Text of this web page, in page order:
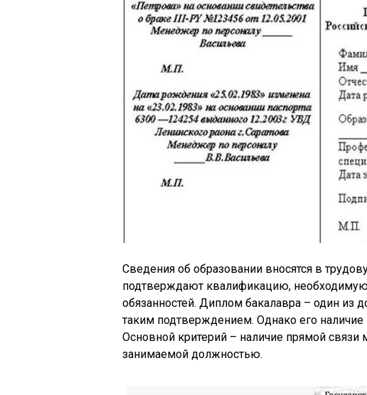
Сведения об образовании вносятся в
подтверждают квалификацию,
обязанностей. Диплом бакалавра – один из
таким подтверждением. Однако его наличие
Основной критерий – наличие прямой
занимаемой должностью.